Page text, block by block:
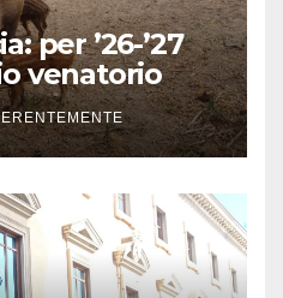
per ’26-’27
venatorio